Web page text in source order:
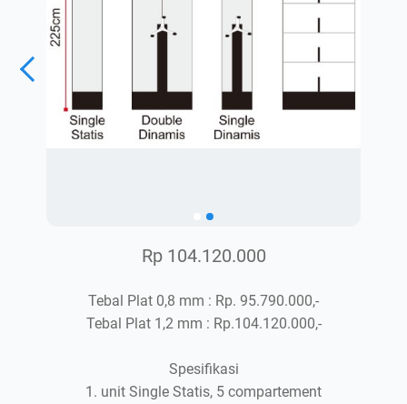
Rp 104.120.000
Tebal Plat 0,8 mm : Rp. 95.790.000,-
Tebal Plat 1,2 mm : Rp.104.120.000,-
Spesifikasi
1. unit Single Statis, 5 compartement